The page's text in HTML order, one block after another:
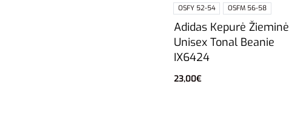
OSFY 52-54 OSFM 56-58
Adidas Kepurė Žieminė
Unisex Tonal Beanie
IX6424
23,00€